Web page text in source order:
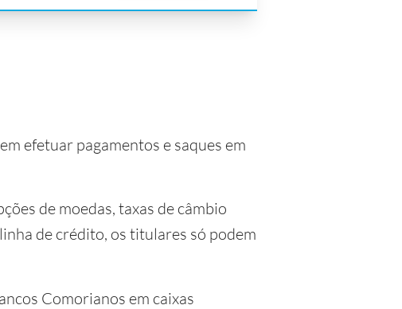
efetuar pagamentos e saques em
de moedas, taxas de câmbio
de crédito, os titulares só podem
Comorianos em caixas